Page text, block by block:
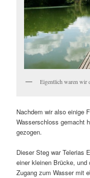
Eigentlich waren wir
Nachdem wir also einige
Wasserschloss gemacht
gezogen.
Dieser Steg war Telerias
einer kleinen Brücke, und
Zugang zum Wasser mit